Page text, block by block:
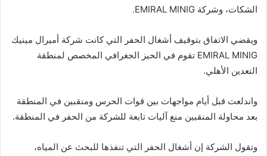
الشكات، وشركة EMIRAL MINIG.
ويقضي الاتفاق بتوقيف أشغال الحفر التي كانت شركة أميرال مينيك
EMIRAL MINIG تقوم في الحيز الجغرافي المخصص لمنطقة
التعدين الأهلي.
واندلعت قبل أيام مواجهات بين قوات الحرس ومنقبين في المنطقة
بعد محاولة المنقبين منع آليات تابعة للشركة من الحفر في المنطقة.
وتقول الشركة إن أشغال الحفر التي تنفذها للبحث عن المياه،